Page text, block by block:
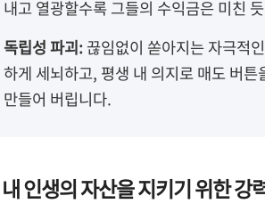
내고 열광할수록 그들의 수익금은 미친
독립성 파괴:끊임없이 쏟아지는 자극적
하게 세뇌하고, 평생 내 의지로 매도 버
만들어 버립니다.
인생의 자산을 지키기 위한 강